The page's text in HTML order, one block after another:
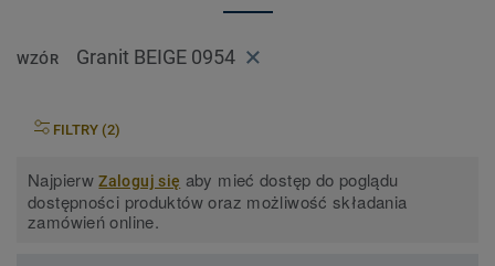
WZÓR Granit BEIGE 0954
FILTRY (2)
NajpierwZaloguj się aby mieć dostęp do poglądu
dostępności produktów oraz możliwość składania
zamówień online.